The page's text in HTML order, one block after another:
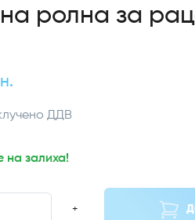
ролна за
ДДВ
на залиха!
+